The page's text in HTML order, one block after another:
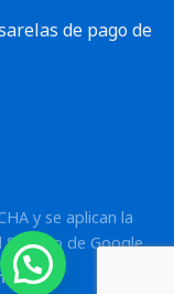
de pago de
y se aplican la
de Google.